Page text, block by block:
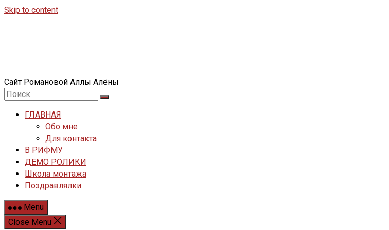
Skip to content
Сайт Романовой Аллы Алёны
ГЛАВНАЯ
Обо мне
Для контакта
В РИФМУ
ДЕМО РОЛИКИ
Школа монтажа
Поздравлялки
Menu
Close Menu